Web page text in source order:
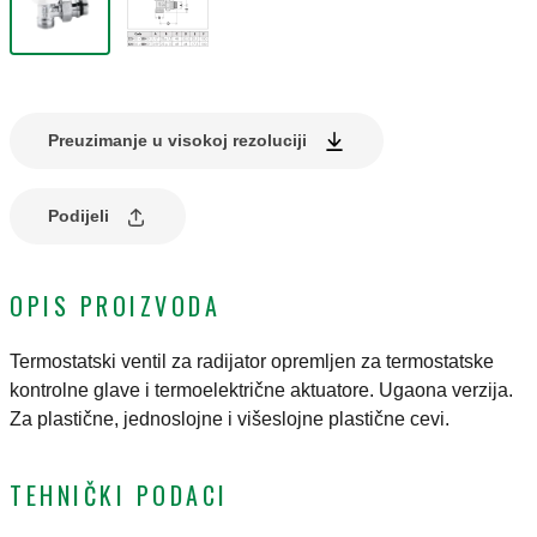
Preuzimanje u visokoj rezoluciji
Podijeli
OPIS PROIZVODA
Termostatski ventil za radijator opremljen za termostatske
kontrolne glave i termoelektrične aktuatore. Ugaona verzija.
Za plastične, jednoslojne i višeslojne plastične cevi.
TEHNIČKI PODACI